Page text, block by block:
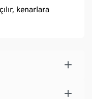
kenarlara